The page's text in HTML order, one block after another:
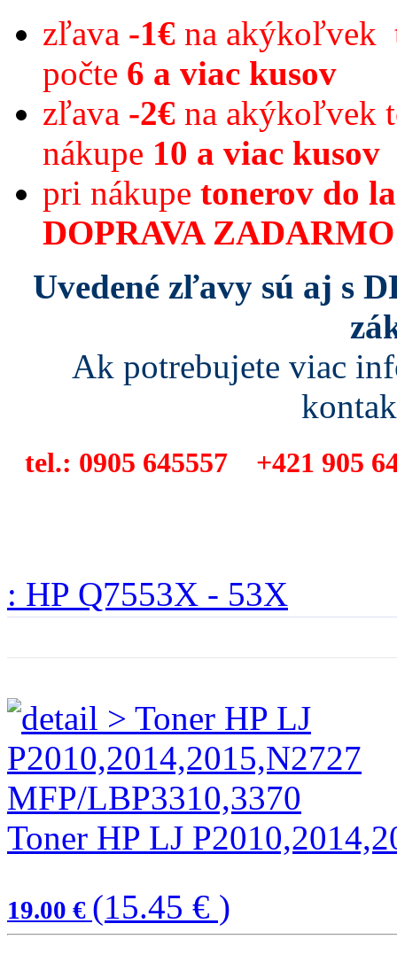
zľava -1€ na akýkoľvek
počte 6 a viac kusov
zľava -2€ na akýkoľvek
nákupe 10 a viac kusov
pri nákupe tonerov do
DOPRAVA
Uvedené zľavy sú aj s
Ak potrebujete viac
tel.: 0905 645557 +421 905
: HP Q7553X - 53X
Toner HP LJ
19.00 € (15.45 € )